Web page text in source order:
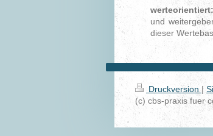
werteorientiert:
und
dieser
Druckversion |
(c) cbs-praxis fuer